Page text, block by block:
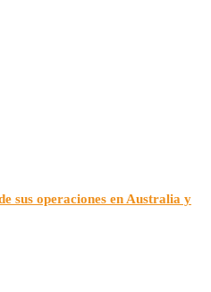
sus operaciones en Australia y